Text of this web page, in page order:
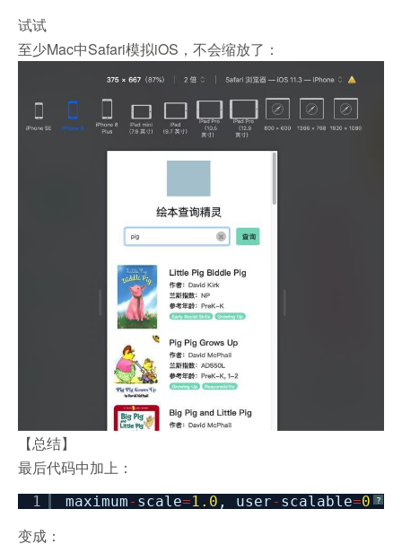
试试
至少Mac中Safari模拟iOS，不会缩放了：
【总结】
最后代码中加上：
?
1 maximum- scale=1.0 , user- scalable=0
变成：